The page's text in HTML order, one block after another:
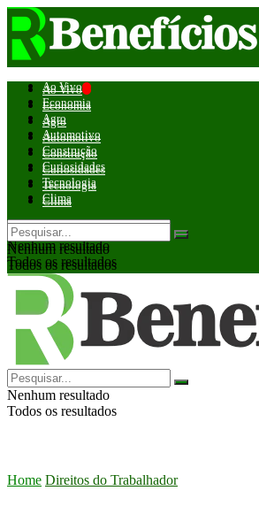
Ao Vivo
Economia
Agro
Automotivo
Construção
Curiosidades
Tecnologia
Clima
Nenhum resultado
Todos os resultados
Ao Vivo
Economia
Agro
Automotivo
Construção
Curiosidades
Tecnologia
Clima
Nenhum resultado
Todos os resultados
Nenhum resultado
Todos os resultados
Home Direitos do Trabalhador